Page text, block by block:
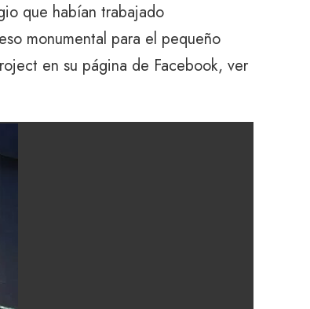
que habían trabajado
monumental para el pequeño
en su página de Facebook, ver